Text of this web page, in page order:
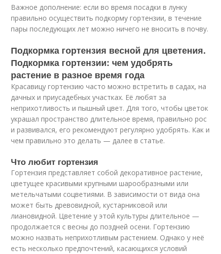
Важное дополнение: если во время посадки в лунку
правильно осуществить подкорму гортензии, в течение
пары последующих лет можно ничего не вносить в почву.
Подкормка гортензия весной для цветения.
Подкормка гортензии: чем удобрять
растение в разное время года
Красавицу гортензию часто можно встретить в садах, на
дачных и приусадебных участках. Её любят за
неприхотливость и пышный цвет. Для того, чтобы цветок
украшал пространство длительное время, правильно рос
и развивался, его рекомендуют регулярно удобрять. Как и
чем правильно это делать — далее в статье.
Что любит гортензия
Гортензия представляет собой декоративное растение,
цветущее красивыми крупными шарообразными или
метельчатыми соцветиями. В зависимости от вида она
может быть древовидной, кустарниковой или
лиановидной. Цветение у этой культуры длительное —
продолжается с весны до поздней осени. Гортензию
можно назвать неприхотливым растением. Однако у неё
есть несколько предпочтений, касающихся условий